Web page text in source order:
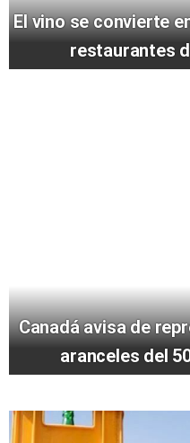
El vino se convierte
restaurantes
Canadá avisa de
aranceles del